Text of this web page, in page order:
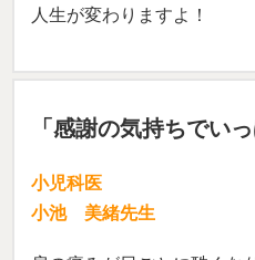
「感謝の気持ちでいっ
小児科医
痛から肩こり、頸部痛、頭
がり、仕事や家事にも支障